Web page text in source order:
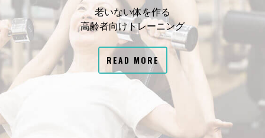
老いない体を作る
高齢者向けトレーニング
READ MORE